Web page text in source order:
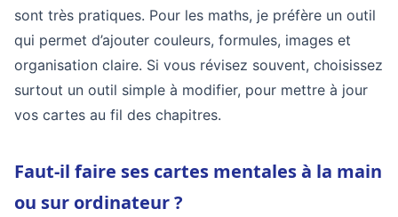
sont très pratiques. Pour les maths, je préfère un outil
qui permet d’ajouter couleurs, formules, images et
organisation claire. Si vous révisez souvent, choisissez
surtout un outil simple à modifier, pour mettre à jour
vos cartes au fil des chapitres.
Faut-il faire ses cartes mentales à la main
ou sur ordinateur ?